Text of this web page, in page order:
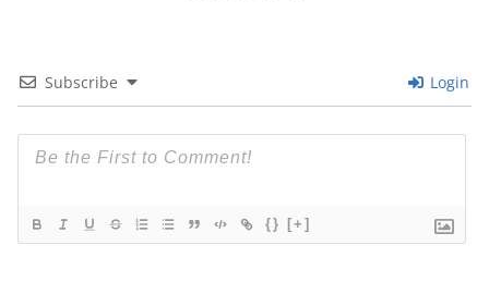
Subscribe Login
{} [+]